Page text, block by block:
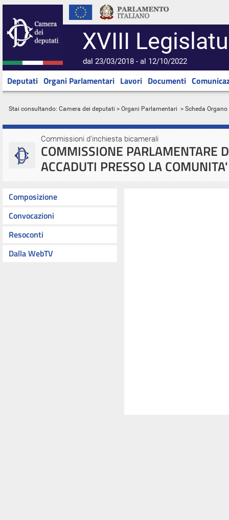
XVIII
dal 23/03/2018 - al 12/10/2022
Deputati Organi Parlamentari Lavori Documenti
Stai consultando: Camera dei deputati > Organi Parlamentari > Scheda Organo
Commissioni d'inchiesta bicamerali
COMMISSIONE PARLAMENTARE
ACCADUTI PRESSO LA
Composizione
Convocazioni
Resoconti
Dalla WebTV